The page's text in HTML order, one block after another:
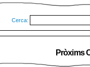
Cerca:
Pròxims